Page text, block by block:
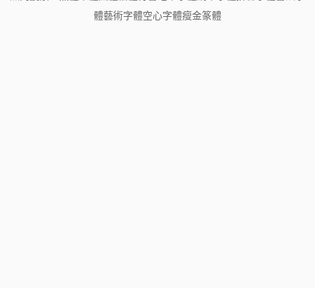
體藝術字體空心字體瘦金篆體